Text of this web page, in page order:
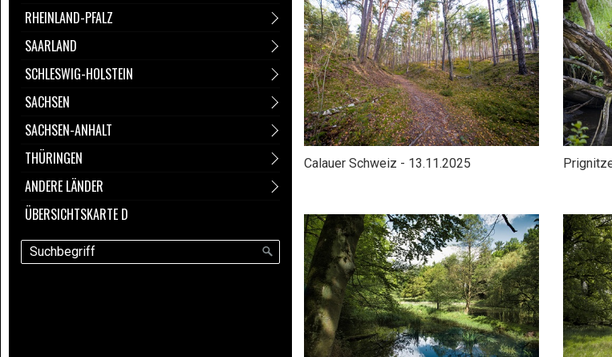
RHEINLAND-PFALZ
SAARLAND
SCHLESWIG-HOLSTEIN
SACHSEN
SACHSEN-ANHALT
THÜRINGEN
ANDERE LÄNDER
ÜBERSICHTSKARTE D
Calauer Schweiz - 13.11.2025